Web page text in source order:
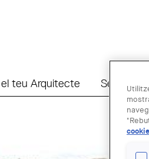
el teu Arquitecte Serveis a